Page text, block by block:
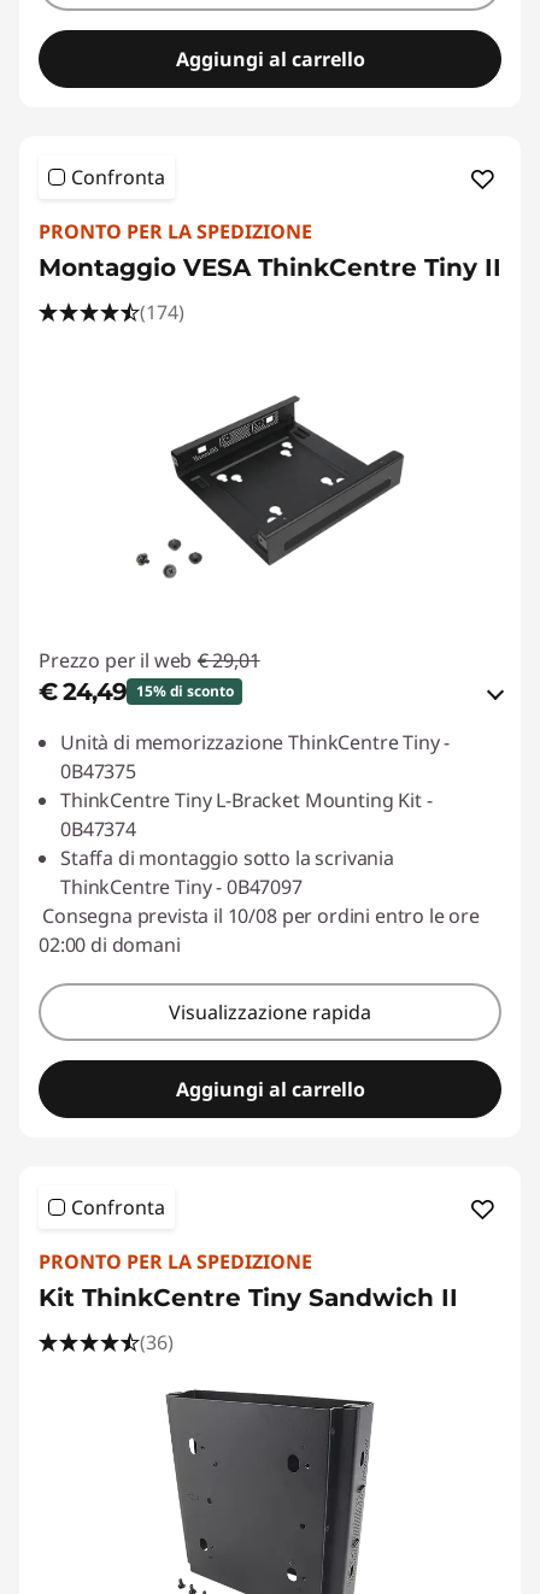
Aggiungi al carrello
Confronta
PRONTO PER LA SPEDIZIONE
Montaggio VESA ThinkCentre Tiny II
(174)
Prezzo per il web € 29,01
€ 24,49 15% di sconto
Risparmi eCoupon :-€ 4,52
Usa il coupon :ESTATE
Unità di memorizzazione ThinkCentre Tiny -
0B47375
ThinkCentre Tiny L-Bracket Mounting Kit -
0B47374
Staffa di montaggio sotto la scrivania
ThinkCentre Tiny - 0B47097
Consegna prevista il 10/08 per ordini entro le ore
02:00 di domani
Visualizzazione rapida
Aggiungi al carrello
Confronta
PRONTO PER LA SPEDIZIONE
Kit ThinkCentre Tiny Sandwich II
(36)